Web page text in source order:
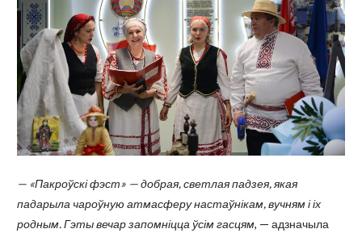
— «Пакроўскі фэст» — добрая, светлая падзея, якая
падарыла чароўную атмасферу настаўнікам, вучням і іх
родным. Гэты вечар запомніцца ўсім гасцям, — адзначыла